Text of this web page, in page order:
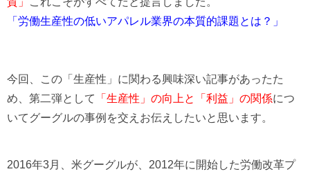
「労働生産性の低いアパレル業界の本質的課題とは？」
今回、この「生産性」に関わる興味深い記事があったた
め、第二弾として
「生産性」の向上と「利益」の関係につ
いてグーグルの事例を交えお伝えしたいと思います。
2016年3月、米グーグルが、2012年に開始した労働改革プ